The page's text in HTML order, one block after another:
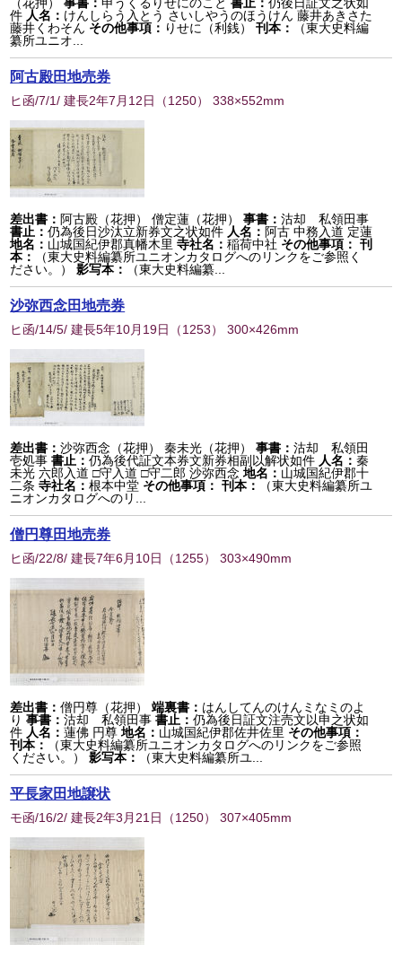
件 人名： けんしらう入とう さいしやうのほうけん 藤井あきさた
藤井くわそん その他事項： りせに（利銭）刊本：
（東大史料編
纂所ユニオ...
阿古殿田地売券
ヒ函/7/1/ 建長2年7月12日 （1250） 338×552mm
差出書： 阿古殿（花押） 僧定蓮（花押） 事書：沽却 私領田事
書止：仍為後日沙汰立新券文之状如件 人名： 阿古 中務入道 定蓮
地名： 山城国紀伊郡真幡木里 寺社名：稲荷中社 その他事項： 刊
本：
（東大史料編纂所ユニオンカタログへのリンクをご参照く
ださい。）
影写本： （東大史料編纂...
沙弥西念田地売券
ヒ函/14/5/ 建長5年10月19日 （1253） 300×426mm
差出書：沙弥西念（花押） 秦未光（花押） 事書：沽却 私領田
壱処事書止：仍為後代証文本券文新券相副以解状如件 人名：秦
未光 六郎入道 □守入道 □守二郎 沙弥西念 地名： 山城国紀伊郡十
二条 寺社名：根本中堂 その他事項： 刊本：
（東大史料編纂所ユ
ニオンカタログへのリ...
僧円尊田地売券
ヒ函/22/8/ 建長7年6月10日 （1255） 303×490mm
差出書：僧円尊（花押） 端裏書： はんしてんのけんミなミのよ
り 事書：沽却 私領田事書止：仍為後日証文注売文以申之状如
件 人名：蓮佛 円尊 地名： 山城国紀伊郡佐井佐里 その他事項：
刊本：
（東大史料編纂所ユニオンカタログへのリンクをご参照
ください。）
影写本： （東大史料編纂所ユ...
平長家田地譲状
モ函/16/2/ 建長2年3月21日 （1250） 307×405mm